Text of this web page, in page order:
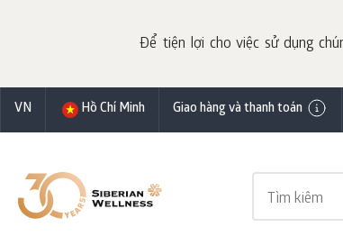
Để tiện lợi cho việc sử dụng
VN Hồ Chí Minh Giao hàng và thanh toán